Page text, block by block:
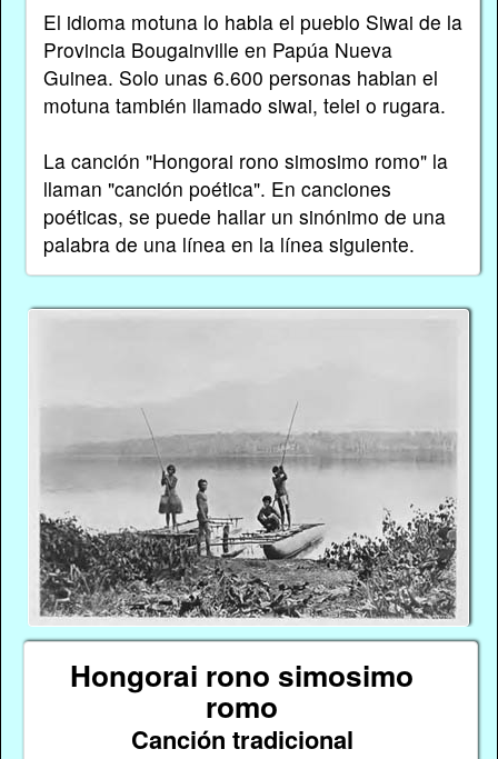
El idioma motuna lo habla el pueblo Siwai de la
Provincia Bougainville en Papúa Nueva
Guinea. Solo unas 6.600 personas hablan el
motuna también llamado siwai, telei o rugara.
La canción "Hongorai rono simosimo romo" la
llaman "canción poética". En canciones
poéticas, se puede hallar un sinónimo de una
palabra de una línea en la línea siguiente.
Hongorai rono simosimo
romo
Canción tradicional